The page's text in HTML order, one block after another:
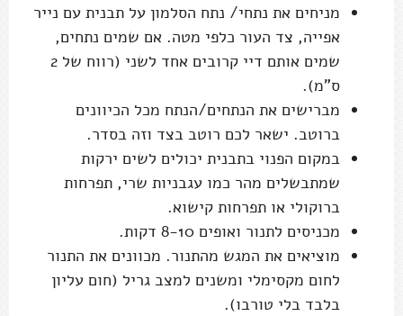
מניחים את נתחי/ נתח הסלמון על תבנית עם נייר
אפייה, צד העור כלפי מטה. אם שמים נתחים,
שמים אותם דיי קרובים אחד לשני (רווח של 2
ס"מ).
מברישים את הנתחים/הנתח מכל הכיוונים
ברוטב. ישאר לכם רוטב בצד וזה בסדר.
במקום הפנוי בתבנית יכולים לשים ירקות
שמתבשלים מהר כמו עגבניות שרי, תפרחות
ברוקולי או תפרחות קישוא.
מכניסים לתנור ואופים 8-10 דקות.
מוציאים את המגש מהתנור. מכוונים את התנור
לחום מקסימלי ומשנים למצב גריל (חום עליון
בלבד בלי טורבו).